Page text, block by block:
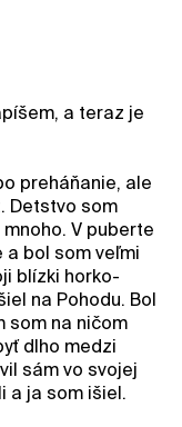
a teraz je
preháňanie, ale
Detstvo som
V puberte
bol som veľmi
blízki horko-
na Pohodu. Bol
som na ničom
dlho medzi
sám vo svojej
a ja som išiel.